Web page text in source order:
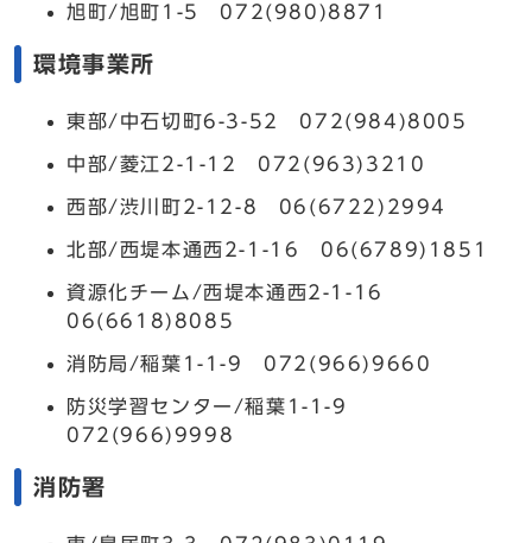
旭町/旭町1-5 072(980)8871
環境事業所
東部/中石切町6-3-52 072(984)8005
中部/菱江2-1-12 072(963)3210
西部/渋川町2-12-8 06(6722)2994
北部/西堤本通西2-1-16 06(6789)1851
資源化チーム/西堤本通西2-1-16
06(6618)8085
消防局/稲葉1-1-9 072(966)9660
防災学習センター/稲葉1-1-9
072(966)9998
消防署